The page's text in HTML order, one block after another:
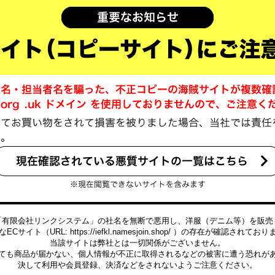
限会社リンクシステム」の社名を無断で悪用し、洋服（デニム等）を販
ECサイト（URL: https://iefkl.namesjoin.shop/ ）の存在が確認されており
当該サイトは弊社とは一切関係がございません。
も商品が届かない、個人情報が不正に取得されるなどの被害に遭う恐れが
決して利用や会員登録、決済などをされないようご注意ください。